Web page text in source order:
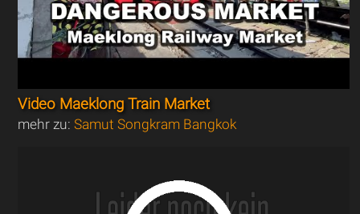
Video Maeklong Train Market
mehr zu:Samut Songkram Bangkok